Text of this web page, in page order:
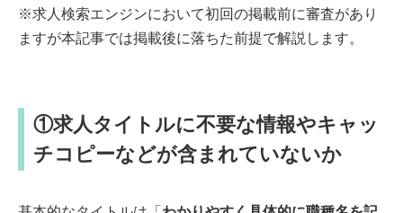
※求人検索エンジンにおいて初回の掲載前に審査があり
ますが本記事では掲載後に落ちた前提で解説します。
①求人タイトルに不要な情報やキャッ
チコピーなどが含まれていないか